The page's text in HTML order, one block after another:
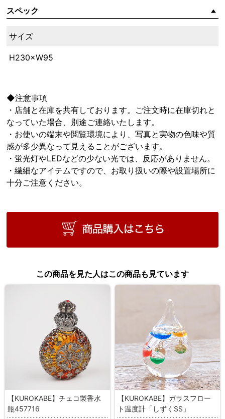
スペック
サイズ
H230×W95
◆注意事項
・店舗と在庫を共有しております。ご注文時に在庫切れと
なっていた場合、別途ご連絡いたします。
・お使いの端末や閲覧環境により、写真と実物の色味や質
感が多少異なって見えることがございます。
・蛍光灯やLEDなどの少ない光では、反応がありません。
・繊細なアイテムですので、お取り扱いの際や設置場所に
十分ご注意ください。
この商品を見た人はこの商品も見ています
【KUROKABE】チェコ製香水
瓶457716
【KUROKABE】ガラスフロー
ト温度計「しずくSS」